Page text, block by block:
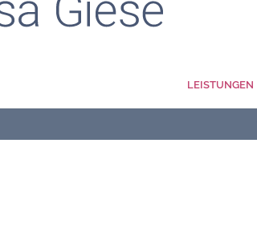
LEISTUNGEN